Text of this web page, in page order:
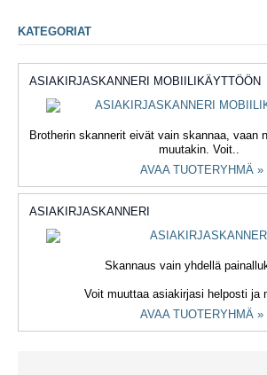
KATEGORIAT
ASIAKIRJASKANNERI MOBIILIKÄYTTÖÖN
Brotherin skannerit eivät vain skannaa, vaan
muutakin. Voit..
AVAA TUOTERYHMÄ »
ASIAKIRJASKANNERI
Skannaus vain yhdellä
Voit muuttaa asiakirjasi helposti ja
AVAA TUOTERYHMÄ »